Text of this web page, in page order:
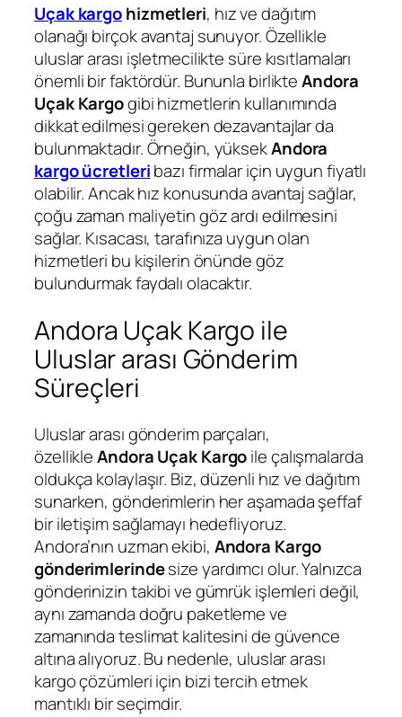
Uçak kargohizmetleri, hız ve dağıtım
olanağı birçok avantaj sunuyor. Özellikle
uluslar arası işletmecilikte süre kısıtlamaları
önemli bir faktördür. Bununla birlikteAndora
Uçak Kargogibi hizmetlerin kullanımında
dikkat edilmesi gereken dezavantajlar da
bulunmaktadır. Örneğin, yüksekAndora
kargo ücretleribazı firmalar için uygun fiyatlı
olabilir. Ancak hız konusunda avantaj sağlar,
çoğu zaman maliyetin göz ardı edilmesini
sağlar. Kısacası, tarafınıza uygun olan
hizmetleri bu kişilerin önünde göz
bulundurmak faydalı olacaktır.
Andora Uçak Kargo ile
Uluslar arası Gönderim
Süreçleri
Uluslar arası gönderim parçaları,
özellikleAndora Uçak Kargoile çalışmalarda
oldukça kolaylaşır. Biz, düzenli hız ve dağıtım
sunarken, gönderimlerin her aşamada şeffaf
bir iletişim sağlamayı hedefliyoruz.
Andora’nın uzman ekibi, Andora Kargo
gönderimlerindesize yardımcı olur. Yalnızca
gönderinizin takibi ve gümrük işlemleri değil,
aynı zamanda doğru paketleme ve
zamanında teslimat kalitesini de güvence
altına alıyoruz. Bu nedenle, uluslar arası
kargo çözümleri için bizi tercih etmek
mantıklı bir seçimdir.